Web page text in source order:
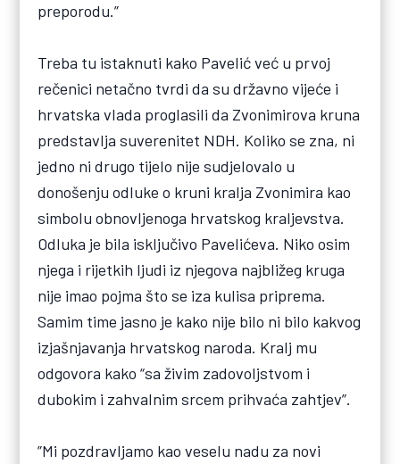
preporodu.”
Treba tu istaknuti kako Pavelić već u prvoj
rečenici netačno tvrdi da su državno vijeće i
hrvatska vlada proglasili da Zvonimirova kruna
predstavlja suverenitet NDH. Koliko se zna, ni
jedno ni drugo tijelo nije sudjelovalo u
donošenju odluke o kruni kralja Zvonimira kao
simbolu obnovljenoga hrvatskog kraljevstva.
Odluka je bila isključivo Pavelićeva. Niko osim
njega i rijetkih ljudi iz njegova najbližeg kruga
nije imao pojma što se iza kulisa priprema.
Samim time jasno je kako nije bilo ni bilo kakvog
izjašnjavanja hrvatskog naroda. Kralj mu
odgovora kako “sa živim zadovoljstvom i
dubokim i zahvalnim srcem prihvaća zahtjev”.
”Mi pozdravljamo kao veselu nadu za novi